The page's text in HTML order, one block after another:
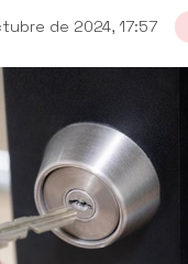
de 2024, 17:57